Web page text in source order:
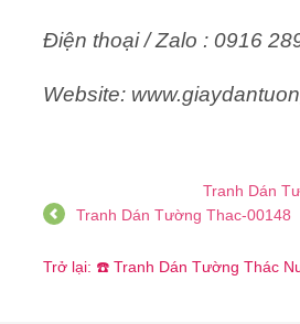
Điện thoại / Zalo : 0916
Website:
Tranh Dán
Tranh Dán Tường Thac-00148
Trở lại: ☎️ Tranh Dán Tường Thác